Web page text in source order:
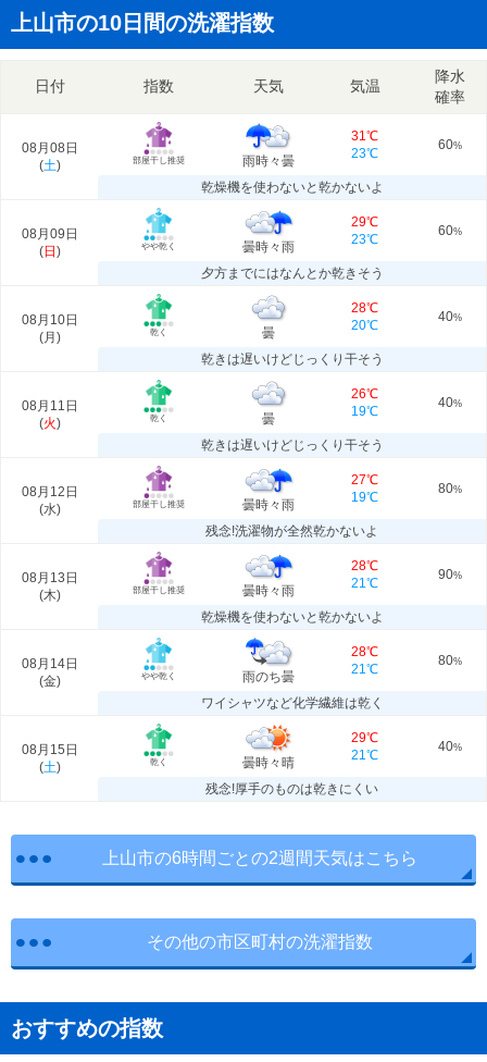
上山市の10日間の洗濯指数
日付 指数 天気 気温
降水
確率
08月08日
(土) 部屋干し推奨 雨時々曇
31℃
23℃
60%
乾燥機を使わないと乾かないよ
08月09日
(日 ) やや乾く 曇時々雨
29℃
23℃
60%
夕方までにはなんとか乾きそう
08月10日
(月 ) 乾く 曇
28℃
20℃
40%
乾きは遅いけどじっくり干そう
08月11日
(火) 乾く 曇
26℃
19℃
40%
乾きは遅いけどじっくり干そう
08月12日
(水) 部屋干し推奨 曇時々雨
27℃
19℃
80%
残念!洗濯物が全然乾かないよ
08月13日
(木) 部屋干し推奨 曇時々雨
28℃
21℃
90%
乾燥機を使わないと乾かないよ
08月14日
(金) やや乾く 雨のち曇
28℃
21℃
80%
ワイシャツなど化学繊維は乾く
08月15日
(土) 乾く 曇時々晴
29℃
21℃
40%
残念!厚手のものは乾きにくい
上山市の6時間ごとの2週間天気はこちら
その他の市区町村の洗濯指数
おすすめの指数